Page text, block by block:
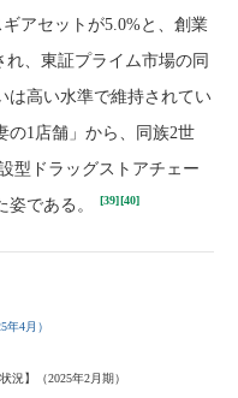
アセットが5.0%と、創業
、東証プライム市場の同
は高い水準で維持されてい
の1店舗」から、同族2世
型ドラッグストアチェー
姿である。
[39][40]
4月）
況】（2025年2月期）